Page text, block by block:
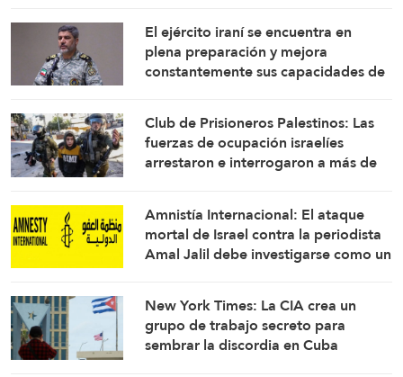
identificar las circunstancias
El ejército iraní se encuentra en
plena preparación y mejora
constantemente sus capacidades de
Club de Prisioneros Palestinos: Las
fuerzas de ocupación israelíes
arrestaron e interrogaron a más de
Amnistía Internacional: El ataque
mortal de Israel contra la periodista
Amal Jalil debe investigarse como un
New York Times: La CIA crea un
grupo de trabajo secreto para
sembrar la discordia en Cuba